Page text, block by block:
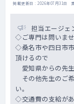
掲載更新日 : 2026年07月31日
担当エージェ
◇ご専門は問いませ
◇桑名市や四日市
頂けるので
愛知県からの先生
その他先生のご
い。
◇交通費の支給が